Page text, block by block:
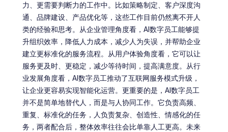
力、更需要判断力的工作中。比如策略制定、客户深度沟
通、品牌建设、产品优化等，这些工作目前仍然离不开人
类的经验和思考。从企业管理角度看，AI数字员工能够提
升组织效率，降低人力成本，减少人为失误，并帮助企业
建立更标准化的服务流程。从用户体验角度看，它可以让
服务更及时、更稳定，减少等待时间，提高满意度。从行
业发展角度看，AI数字员工推动了互联网服务模式升级，
让企业更容易实现智能化运营。更重要的是，AI数字员工
并不是简单地替代人，而是与人协同工作。它负责高频、
重复、标准化的任务，人负责复杂、创造性、情感化的任
务，两者配合后，整体效率往往会比单靠人工更高。未来